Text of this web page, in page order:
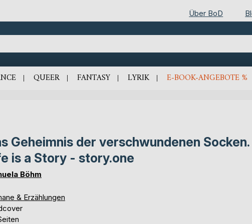
Über BoD
QUEER FANTASY LYRIK E-BOOK-ANGEBOTE %
Geheimnis der verschwundenen Socken.
is a Story - story.one
Böhm
& Erzählungen